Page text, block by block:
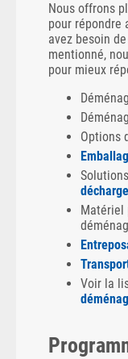
Nous offrons
pour répondre
avez besoin
mentionné,
pour mieux
Options
Matériel
Voir la